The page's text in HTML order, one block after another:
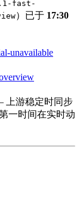
fast-
）已于 17:30
unavailable
游稳定时同步
一时间在实时动